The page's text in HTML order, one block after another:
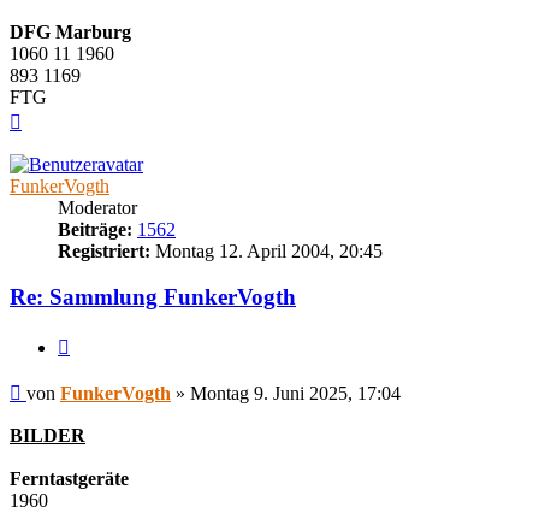
DFG Marburg
1060 11 1960
893 1169
FTG
FunkerVogth
Moderator
Beiträge: 1562
Registriert: Montag 12. April 2004, 20:45
Re: Sammlung FunkerVogth
Beitrag
von FunkerVogth » Montag 9. Juni 2025, 17:04
BILDER
Ferntastgeräte
1960